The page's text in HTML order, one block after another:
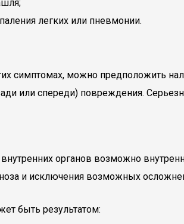
легких или пневмонии.
симптомах, можно предположить
или спереди) повреждения.
органов возможно
и исключения возможных
быть результатом: